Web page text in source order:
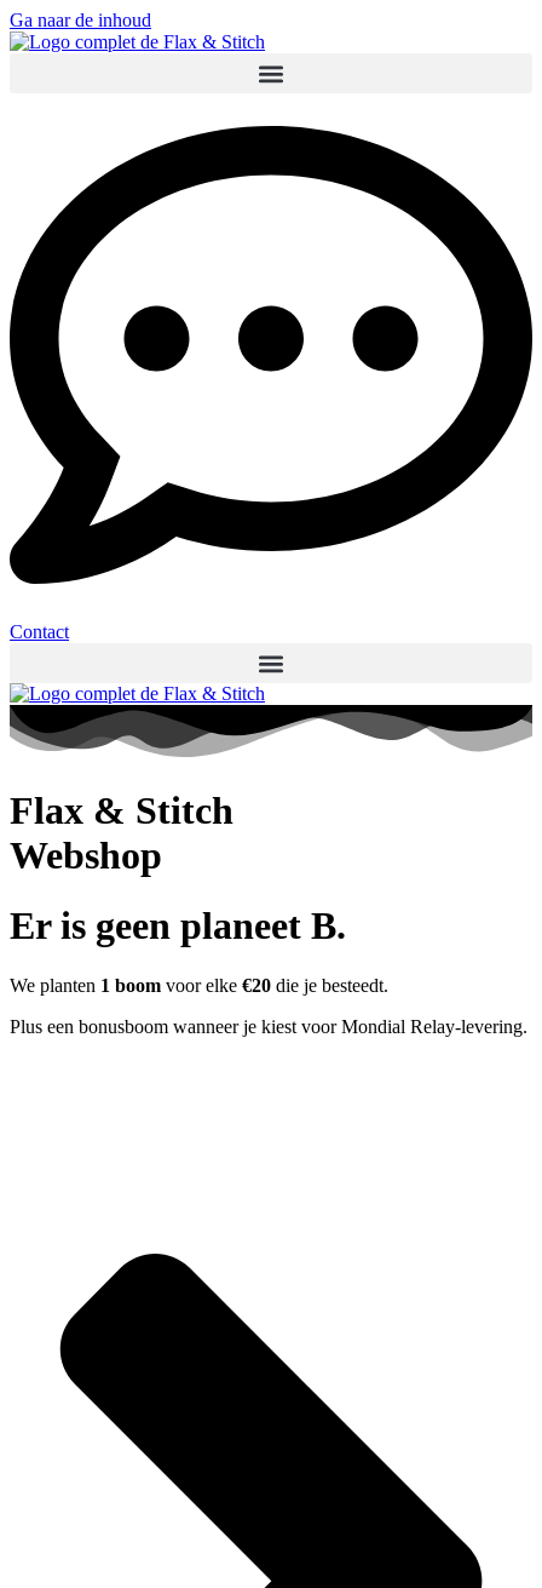
Ga naar de inhoud
Contact
Flax & Stitch
Webshop
Er is geen planeet B.
We planten 1 boom voor elke €20 die je besteedt.
Plus een bonusboom wanneer je kiest voor Mondial Relay-levering.